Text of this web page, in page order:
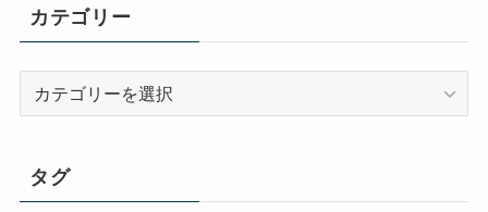
ブ
カテゴリー
ー
タグ